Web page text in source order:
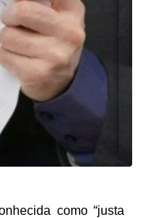
como “justa